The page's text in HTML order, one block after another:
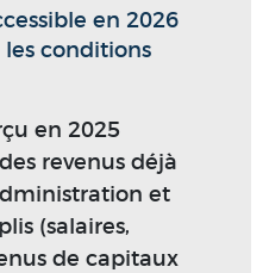
en 2026
les conditions
en 2025
revenus déjà
et
(salaires,
de capitaux